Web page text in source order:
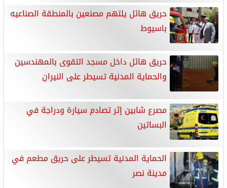
حريق هائل يلتهم مصنعين بالمنطقة الصناعيه
باسيوط
حريق هائل داخل مسجد التقوى بالمهندسين
والحماية المدنية تسيطر على النيران
مصرع شابين إثر تصادم سيارة ودراجة في
البساتين
الحماية المدنية تسيطر على حريق مطعم في
مدينة نصر